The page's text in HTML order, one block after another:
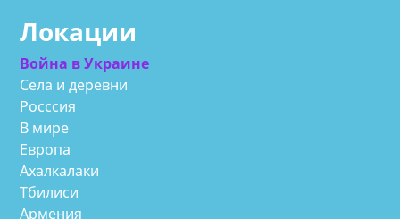
Локации
Война в Украине
Села и деревни
Росссия
В мире
Европа
Ахалкалаки
Тбилиси
Армения